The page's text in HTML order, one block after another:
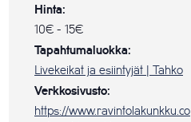
Hinta:
10€ - 15€
Tapahtumaluokka:
Livekeikat ja esiintyjät | Tahko
Verkkosivusto:
https://www.ravintolakunkku.co